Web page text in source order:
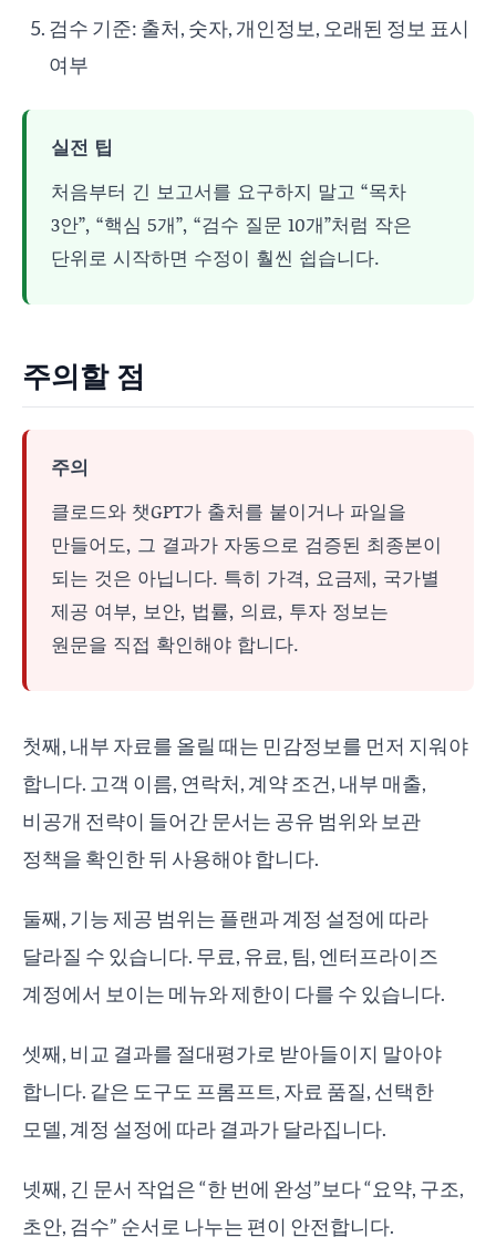
검수 기준: 출처, 숫자, 개인정보, 오래된 정보 표시
여부
실전 팁
처음부터 긴 보고서를 요구하지 말고 “목차
3안”, “핵심 5개”, “검수 질문 10개”처럼 작은
단위로 시작하면 수정이 훨씬 쉽습니다.
주의할 점
주의
클로드와 챗GPT가 출처를 붙이거나 파일을
만들어도, 그 결과가 자동으로 검증된 최종본이
되는 것은 아닙니다. 특히 가격, 요금제, 국가별
제공 여부, 보안, 법률, 의료, 투자 정보는
원문을 직접 확인해야 합니다.
첫째, 내부 자료를 올릴 때는 민감정보를 먼저 지워야
합니다. 고객 이름, 연락처, 계약 조건, 내부 매출,
비공개 전략이 들어간 문서는 공유 범위와 보관
정책을 확인한 뒤 사용해야 합니다.
둘째, 기능 제공 범위는 플랜과 계정 설정에 따라
달라질 수 있습니다. 무료, 유료, 팀, 엔터프라이즈
계정에서 보이는 메뉴와 제한이 다를 수 있습니다.
셋째, 비교 결과를 절대평가로 받아들이지 말아야
합니다. 같은 도구도 프롬프트, 자료 품질, 선택한
모델, 계정 설정에 따라 결과가 달라집니다.
넷째, 긴 문서 작업은 “한 번에 완성”보다 “요약, 구조,
초안, 검수” 순서로 나누는 편이 안전합니다.